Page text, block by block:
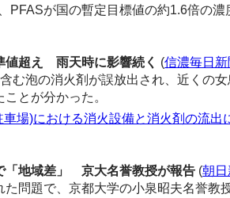
が国の暫定目標値の約1.6倍の濃
値超え 雨天時に影響続く (信濃毎日新
む泡の消火剤が誤放出され、近くの
とが分かった。
場)における消火設備と消火剤の流出
地域差」 京大名誉教授が報告 (朝
問題で、京都大学の小泉昭夫名誉教